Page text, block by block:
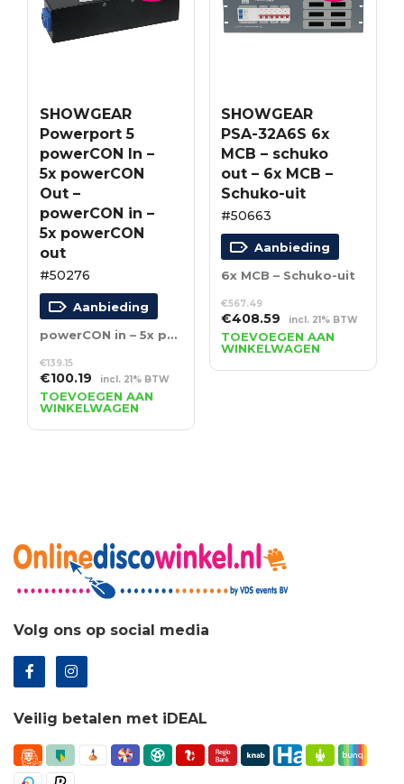
SHOWGEAR
Powerport 5
powerCON In –
5x powerCON
Out –
powerCON in –
5x powerCON
out
#50276
Aanbieding
powerCON in – 5x powerCON out
€139.15
Oorspronkelijke
prijs
was:
€139.15.
€100.19Huidige
prijs
is:
€100.19.
incl. 21% BTW
TOEVOEGEN AAN
WINKELWAGEN
SHOWGEAR
PSA-32A6S 6x
MCB – schuko
out – 6x MCB –
Schuko-uit
#50663
Aanbieding
6x MCB – Schuko-uit
€567.49
Oorspronkelijke
prijs
was:
€567.49.
€408.59 Huidige
prijs
is:
€408.59.
incl. 21% BTW
TOEVOEGEN AAN
WINKELWAGEN
Volg ons op social media
Veilig betalen met iDEAL